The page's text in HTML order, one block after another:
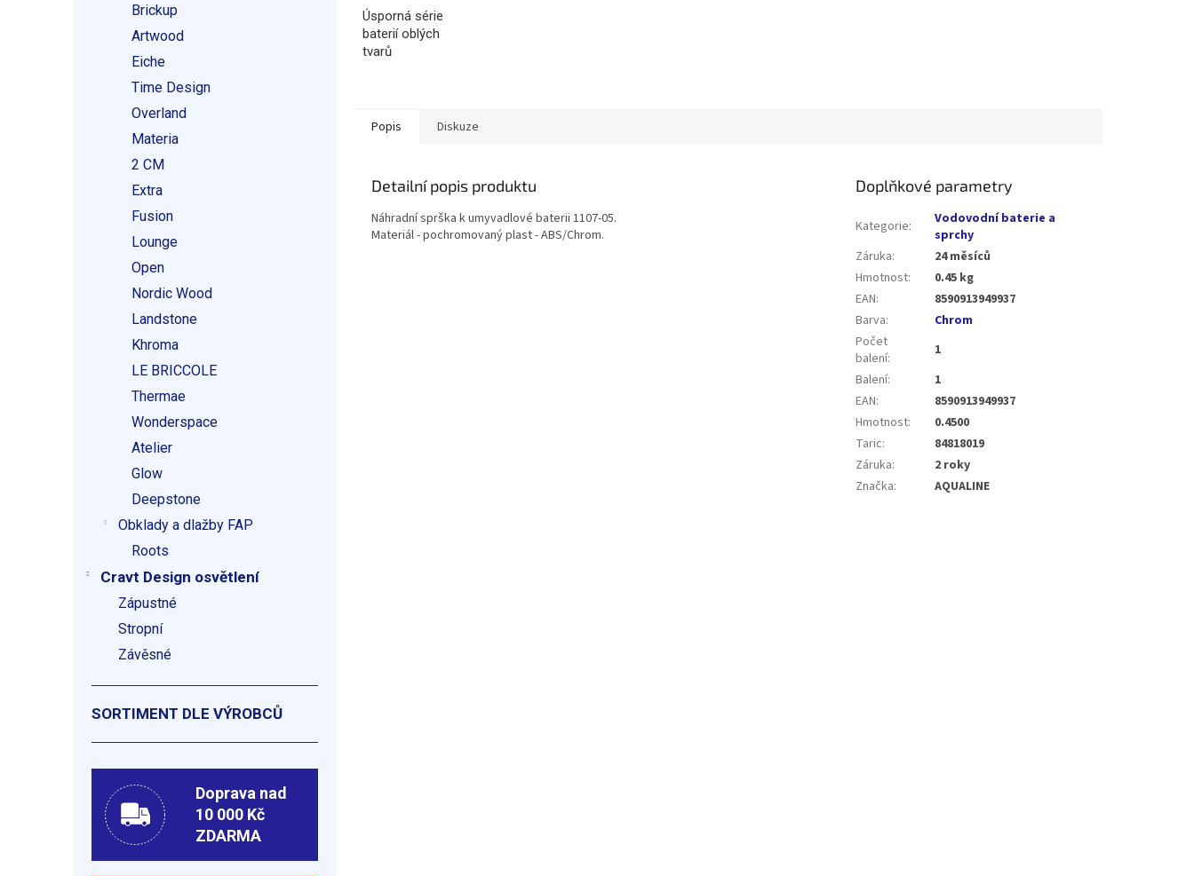
Brickup
Artwood
Eiche
Time Design
Overland
Materia
2 CM
Extra
Fusion
Lounge
Open
Nordic Wood
Landstone
Khroma
LE BRICCOLE
Thermae
Wonderspace
Atelier
Glow
Deepstone
Obklady a dlažby FAP
Roots
Cravt Design osvětlení
Zápustné
Stropní
Závěsné
SORTIMENT DLE VÝROBCŮ
Doprava nad
10 000 Kč
ZDARMA
Úsporná série
baterií oblých
tvarů
Popis Diskuze
Detailní popis produktu
Náhradní sprška k umyvadlové baterii 1107-05.
Materiál - pochromovaný plast - ABS/Chrom.
Doplňkové parametry
Kategorie:
Vodovodní baterie a
sprchy
Záruka:
24 měsíců
Hmotnost:
0.45 kg
EAN:
8590913949937
Barva:
Chrom
Počet
balení:
1
Balení:
1
EAN:
8590913949937
Hmotnost:
0.4500
Taric:
84818019
Záruka:
2 roky
Značka: AQUALINE